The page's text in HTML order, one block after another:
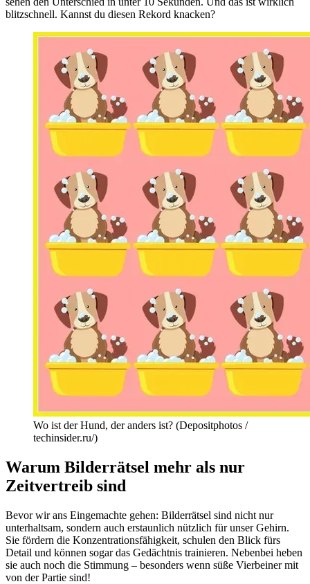
blitzschnell. Kannst du diesen Rekord knacken?
Wo ist der Hund, der anders ist? (Depositphotos /
techinsider.ru/)
Warum Bilderrätsel mehr als nur
Zeitvertreib sind
Bevor wir ans Eingemachte gehen: Bilderrätsel sind nicht nur
unterhaltsam, sondern auch erstaunlich nützlich für unser Gehirn.
Sie fördern die Konzentrationsfähigkeit, schulen den Blick fürs
Detail und können sogar das Gedächtnis trainieren. Nebenbei heben
sie auch noch die Stimmung – besonders wenn süße Vierbeiner mit
von der Partie sind!